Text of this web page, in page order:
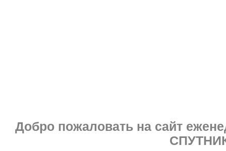
Добро пожаловать на сайт